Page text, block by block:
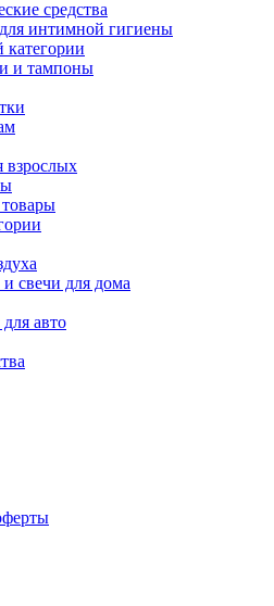
средства
интимной гигиены
категории
и тампоны
взрослых
свечи для дома
авто